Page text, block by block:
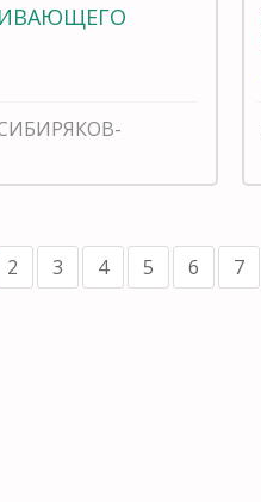
СИБИРЯКОВ-
2 3 4 5 6 7